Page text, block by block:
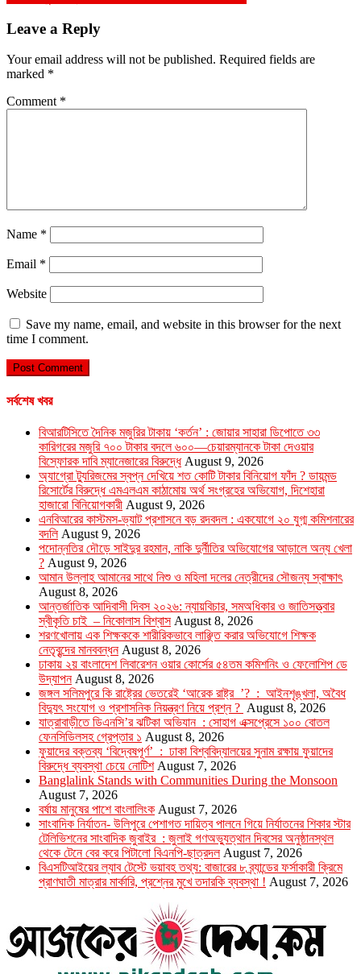
Leave a Reply
Your email address will not be published. Required fields are
marked *
Comment *
Name *
Email *
Website
Save my name, email, and website in this browser for the next
time I comment.
সর্বশেষ খবর
বিআরটিসিতে দৈনিক মজুরির টাকায় ‘কর্তন’ : জোয়ার সাহারা ডিপোতে ৩৩
কারিগরের মজুরি ৭০০ টাকার বদলে ৬০০—চেয়ারম্যানকে টাকা দেওয়ার
বিস্ফোরক দাবি ম্যানেজারের বিরুদ্ধে August 9, 2026
অ্যাগ্রো ট্যুরিজমের স্বপ্ন দেখিয়ে শত কোটি টাকার বিনিয়োগ ফাঁদ ? ডায়মন্ড
রিসোর্টের বিরুদ্ধে এমএলএম কাঠামোয় অর্থ সংগ্রহের অভিযোগ, দিশেহারা
হাজারো বিনিয়োগকারী August 9, 2026
এনবিআরের কাস্টমস-ভ্যাট প্রশাসনে বড় রদবদল : একযোগে ২০ যুগ্ম কমিশনারের
বদলি August 9, 2026
পদোন্নতির দৌড়ে সাইদুর রহমান, নাকি দুর্নীতির অভিযোগের আড়ালে অন্য খেলা
? August 9, 2026
আমান উল্লাহ আমানের সাথে নিশু ও মহিলা দলের নেত্রীদের সৌজন্য স্বাক্ষাৎ
August 8, 2026
আন্তর্জাতিক আদিবাসী দিবস ২০২৬: ন্যায়বিচার, সমঅধিকার ও জাতিসত্ত্বার
স্বীকৃতি চাই – নিকোলাস বিশ্বাস August 8, 2026
শরণখোলায় এক শিক্ষককে শারীরিকভাবে লাঞ্ছিত করার অভিযোগে শিক্ষক
নেতৃবৃন্দের মানববন্ধন August 8, 2026
ঢাকায় ২য় বাংলাদেশ লিবারেশন ওয়ার কোর্সের ৫৪তম কমিশনিং ও ফেলোশিপ ডে
উদ্‌যাপন August 8, 2026
জঙ্গল সলিমপুরে কি রাষ্ট্রের ভেতরেই ‘আরেক রাষ্ট্র ’? : আইনশৃঙ্খলা, অবৈধ
বিদ্যুৎ সংযোগ ও প্রশাসনিক নিয়ন্ত্রণ নিয়ে প্রশ্ন ? August 8, 2026
যাত্রাবাড়ীতে ডিএনসি’র ঝটিকা অভিযান : সোহাগ এক্সপ্রেসে ১০০ বোতল
ফেনসিডিলসহ গ্রেপ্তার ১ August 8, 2026
ফুয়াদের বক্তব্য ‘বিদ্বেষপূর্ণ’ : ঢাকা বিশ্ববিদ্যালয়ের সুনাম রক্ষায় ফুয়াদের
বিরুদ্ধে ব্যবস্থা চেয়ে নোটিশ August 7, 2026
Banglalink Stands with Communities During the Monsoon
August 7, 2026
বর্ষায় মানুষের পাশে বাংলালিংক August 7, 2026
সাংবাদিক নির্যাতন- উলিপুরে পেশাগত দায়িত্ব পালনে গিয়ে নির্যাতনের শিকার স্টার
টেলিভিশনের সাংবাদিক জুবাইর : জুলাই গণঅভ্যুত্থান দিবসের অনুষ্ঠানস্থল
থেকে টেনে বের করে পিটালো বিএনপি-ছাত্রদল August 7, 2026
বিএসটিআইয়ের ল্যাব টেস্টে ভয়াবহ তথ্য: বাজারের ৮ ব্র্যান্ডের ফর্সাকারী ক্রিমে
প্রাণঘাতী মাত্রার মার্কারি, প্রশ্নের মুখে তদারকি ব্যবস্থা ! August 7, 2026